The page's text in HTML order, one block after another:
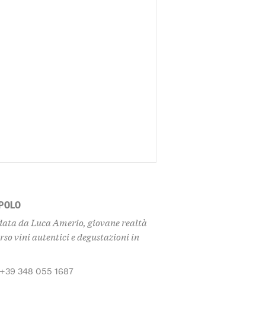
da Luca Amerio, giovane realtà
vini autentici e degustazioni in
348 055 1687